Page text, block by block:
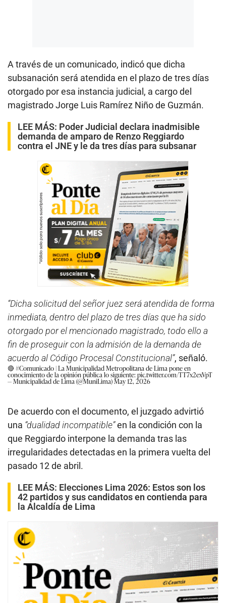
A través de un comunicado, indicó que dicha
subsanación será atendida en el plazo de tres días
otorgado por esa instancia judicial, a cargo del
magistrado Jorge Luis Ramírez Niño de Guzmán.
LEE MÁS: Poder Judicial declara inadmisible
demanda de amparo de Renzo Reggiardo
contra el JNE y le da tres días para subsanar
“Dicha solicitud del señor juez será atendida de forma
inmediata, dentro del plazo de tres días que ha sido
otorgado por el mencionado magistrado, todo ello a
fin de proseguir con la admisión de la demanda de
acuerdo al Código Procesal Constitucional”, señaló.
🔴#Comunicado | La Municipalidad Metropolitana de Lima pone en
conocimiento de la opinión pública lo siguiente:pic.twitter.com/TT7x2exVpT
— Municipalidad de Lima (@MuniLima)May 12, 2026
De acuerdo con el documento, el juzgado advirtió
una “dualidad incompatible”en la condición con la
que Reggiardo interpone la demanda tras las
irregularidades detectadas en la primera vuelta del
pasado 12 de abril.
LEE MÁS: Elecciones Lima 2026: Estos son los
42 partidos y sus candidatos en contienda para
la Alcaldía de Lima